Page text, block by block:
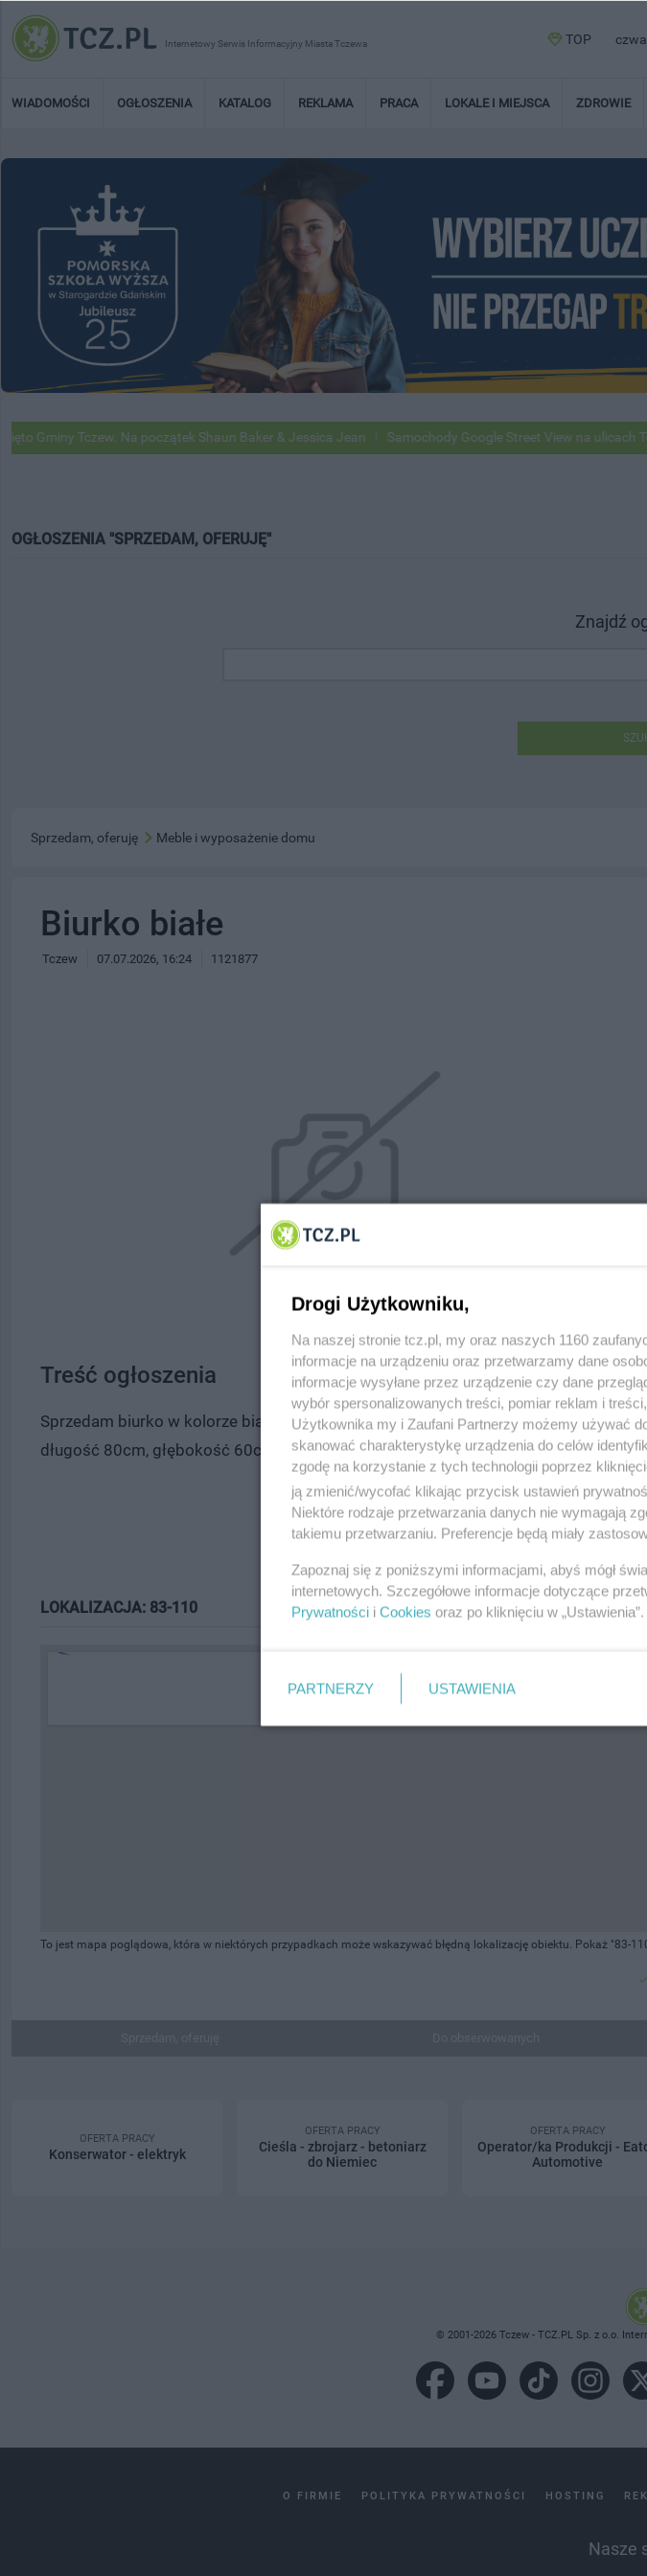
Internetowy Serwis Informacyjny Miasta Tczewa TOP
WIADOMOŚCI OGŁOSZENIA KATALOG REKLAMA PRACA LOKALE I MIEJSCA ZDROWIE
Tczew. Na początek Shaun Baker & Jessica Jean Samochody Google Street View na ulicach
OGŁOSZENIA "SPRZEDAM, OFERUJĘ"
Znajdź
Sprzedam, oferuję Meble i wyposażenie domu
Biurko białe
Tczew 07.07.2026, 16:24 1121877
Treść ogłoszenia
Sprzedam biurko w kolorze białym w bardzo dobrym stanie używania. Solidna
długość 80cm, głębokość 60cm, wysokość 80cm. Odbiór tylko w własnym
LOKALIZACJA: 83-110
To jest mapa poglądowa, która w niektórych przypadkach może wskazywać błędną lokalizację obiektu. Pokaż "83-
OFERTA PRACY
Konserwator - elektryk
OFERTA PRACY
Cieśla - zbrojarz - betoniarz
do Niemiec
OFERTA PRACY
Operator/ka Produkcji -
Automotive
© 2001-2026 Tczew - TCZ.PL Sp. z o.o.
O FIRMIE POLITYKA PRYWATNOŚCI HOSTING
Nasze
Drogi Użytkowniku,
Na naszej stronie tcz.pl, my oraz naszych 1160
informacje na urządzeniu oraz przetwarzamy dane
informacje wysyłane przez urządzenie czy dane
wybór spersonalizowanych treści, pomiar reklam i
Użytkownika my i Zaufani Partnerzy możemy używać
skanować charakterystykę urządzenia do celów
zgodę na korzystanie z tych technologii poprzez
ją zmienić/wycofać klikając przycisk ustawień
Niektóre rodzaje przetwarzania danych nie wymagają
takiemu przetwarzaniu. Preferencje będą miały
Zapoznaj się z poniższymi informacjami, abyś mógł
internetowych. Szczegółowe informacje dotyczące
Prywatności i Cookies oraz po kliknięciu w „Ustawienia”.
PARTNERZY USTAWIENIA